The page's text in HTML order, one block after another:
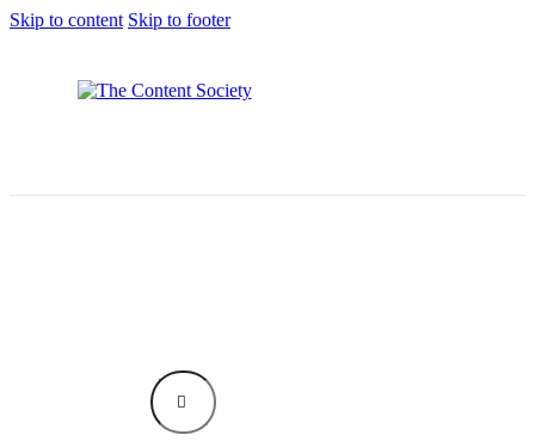
Skip to content Skip to footer